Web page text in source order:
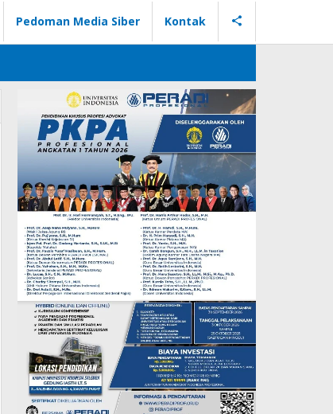
Pedoman Media Siber Kontak